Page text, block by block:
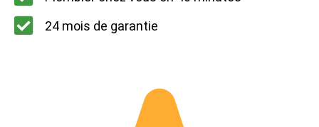
24 mois de garantie